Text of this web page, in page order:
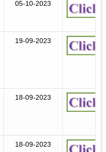
05-10-2023
19-09-2023
18-09-2023
18-09-2023